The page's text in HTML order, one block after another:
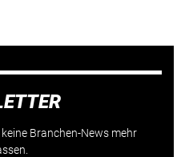
Branchen-News mehr